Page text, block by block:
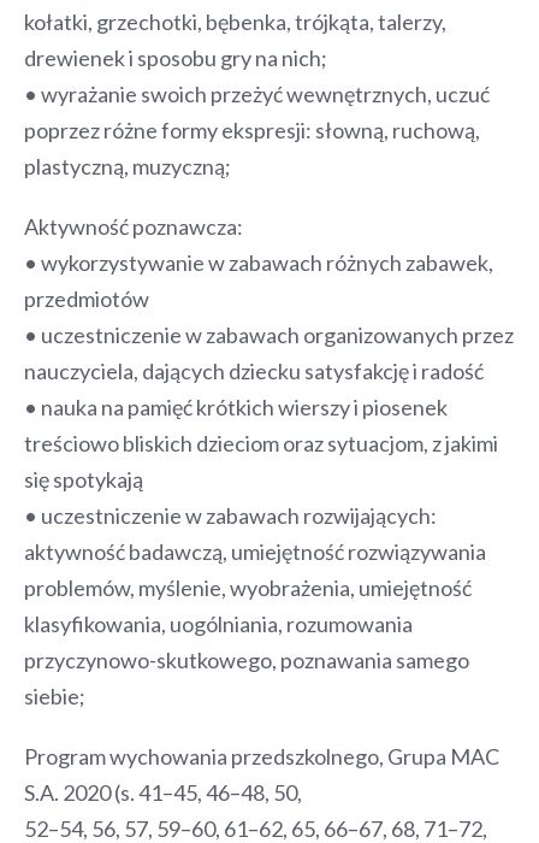
kołatki, grzechotki, bębenka, trójkąta, talerzy,
drewienek i sposobu gry na nich;
• wyrażanie swoich przeżyć wewnętrznych, uczuć
poprzez różne formy ekspresji: słowną, ruchową,
plastyczną, muzyczną;
Aktywność poznawcza:
• wykorzystywanie w zabawach różnych zabawek,
przedmiotów
• uczestniczenie w zabawach organizowanych przez
nauczyciela, dających dziecku satysfakcję i radość
• nauka na pamięć krótkich wierszy i piosenek
treściowo bliskich dzieciom oraz sytuacjom, z jakimi
się spotykają
• uczestniczenie w zabawach rozwijających:
aktywność badawczą, umiejętność rozwiązywania
problemów, myślenie, wyobrażenia, umiejętność
klasyfikowania, uogólniania, rozumowania
przyczynowo-skutkowego, poznawania samego
siebie;
Program wychowania przedszkolnego, Grupa MAC
S.A. 2020 (s. 41–45, 46–48, 50,
52–54, 56, 57, 59–60, 61–62, 65, 66–67, 68, 71–72,